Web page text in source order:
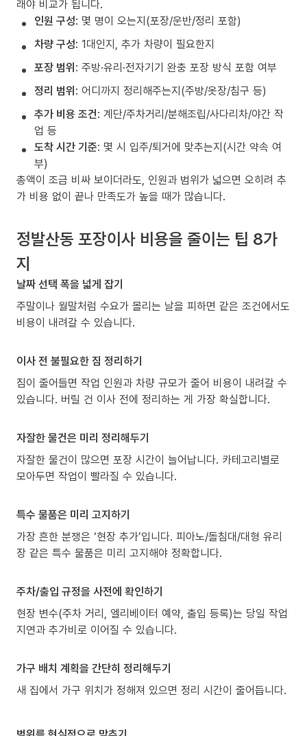
래야 비교가 됩니다.
인원 구성: 몇 명이 오는지(포장/운반/정리 포함)
차량 구성: 1대인지, 추가 차량이 필요한지
포장 범위: 주방·유리·전자기기 완충 포장 방식 포함 여부
정리 범위: 어디까지 정리해주는지(주방/옷장/침구 등)
추가 비용 조건: 계단/주차거리/분해조립/사다리차/야간 작
업 등
도착 시간 기준: 몇 시 입주/퇴거에 맞추는지(시간 약속 여
부)
총액이 조금 비싸 보이더라도, 인원과 범위가 넓으면 오히려 추
가 비용 없이 끝나 만족도가 높을 때가 많습니다.
정발산동 포장이사 비용을 줄이는 팁 8가
지
날짜 선택 폭을 넓게 잡기
주말이나 월말처럼 수요가 몰리는 날을 피하면 같은 조건에서도
비용이 내려갈 수 있습니다.
이사 전 불필요한 짐 정리하기
짐이 줄어들면 작업 인원과 차량 규모가 줄어 비용이 내려갈 수
있습니다. 버릴 건 이사 전에 정리하는 게 가장 확실합니다.
자잘한 물건은 미리 정리해두기
자잘한 물건이 많으면 포장 시간이 늘어납니다. 카테고리별로
모아두면 작업이 빨라질 수 있습니다.
특수 물품은 미리 고지하기
가장 흔한 분쟁은 ‘현장 추가’입니다. 피아노/돌침대/대형 유리
장 같은 특수 물품은 미리 고지해야 정확합니다.
주차/출입 규정을 사전에 확인하기
현장 변수(주차 거리, 엘리베이터 예약, 출입 등록)는 당일 작업
지연과 추가비로 이어질 수 있습니다.
가구 배치 계획을 간단히 정리해두기
새 집에서 가구 위치가 정해져 있으면 정리 시간이 줄어듭니다.